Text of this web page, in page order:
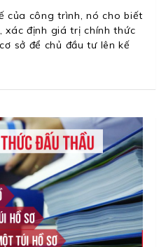
của công trình, nó cho biết
xác định giá trị chính thức
sở để chủ đầu tư lên kế